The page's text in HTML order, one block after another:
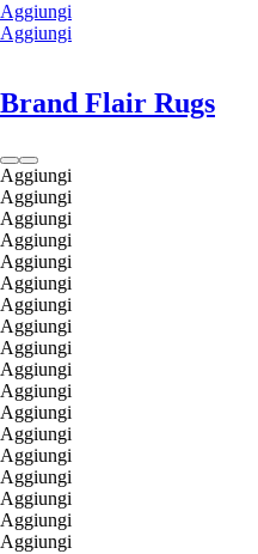
Aggiungi
Aggiungi
Brand Flair Rugs
Aggiungi
Aggiungi
Aggiungi
Aggiungi
Aggiungi
Aggiungi
Aggiungi
Aggiungi
Aggiungi
Aggiungi
Aggiungi
Aggiungi
Aggiungi
Aggiungi
Aggiungi
Aggiungi
Aggiungi
Aggiungi